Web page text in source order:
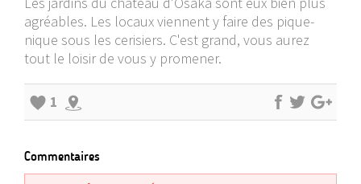
agréables. Les locaux viennent y faire des pique-
nique sous les cerisiers. C'est grand, vous aurez
tout le loisir de vous y promener.
1
Commentaires